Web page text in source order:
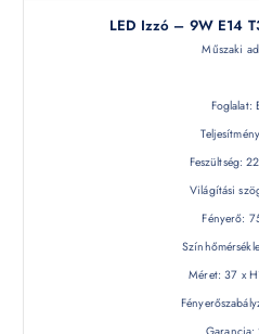
LED Izzó – 9W E14
Műszaki
Foglalat:
Feszültség:
Világítási
Fényerő:
Méret: 37 x